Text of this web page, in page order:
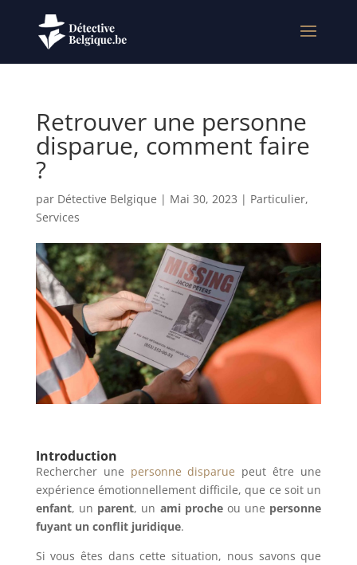
Retrouver une personne
disparue, comment faire
?
par Détective Belgique | Mai 30, 2023 | Particulier,
Services
Introduction
Rechercher une personne disparue peut être une
expérience émotionnellement difficile, que ce soit un
enfant, un parent, un ami proche ou une personne
fuyant un conflit juridique.
Si vous êtes dans cette situation, nous savons que